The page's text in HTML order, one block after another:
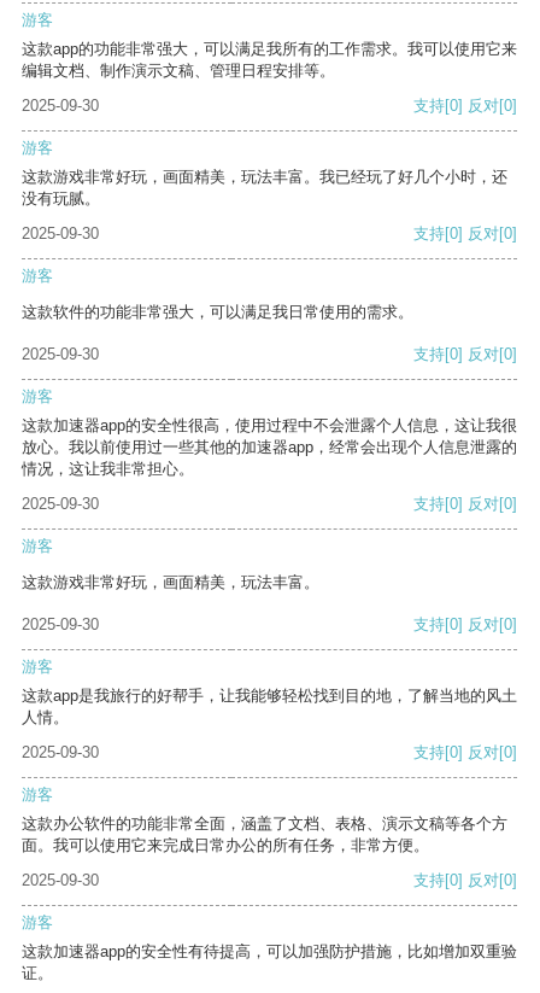
游客
这款app的功能非常强大，可以满足我所有的工作需求。我可以使用它来
编辑文档、制作演示文稿、管理日程安排等。
2025-09-30
支持[0] 反对[0]
游客
这款游戏非常好玩，画面精美，玩法丰富。我已经玩了好几个小时，还
没有玩腻。
2025-09-30
支持[0] 反对[0]
游客
这款软件的功能非常强大，可以满足我日常使用的需求。
2025-09-30 支持[0] 反对[0]
游客
这款加速器app的安全性很高，使用过程中不会泄露个人信息，这让我很
放心。我以前使用过一些其他的加速器app，经常会出现个人信息泄露的
情况，这让我非常担心。
2025-09-30
支持[0] 反对[0]
游客
这款游戏非常好玩，画面精美，玩法丰富。
2025-09-30 支持[0] 反对[0]
游客
这款app是我旅行的好帮手，让我能够轻松找到目的地，了解当地的风土
人情。
2025-09-30
支持[0] 反对[0]
游客
这款办公软件的功能非常全面，涵盖了文档、表格、演示文稿等各个方
面。我可以使用它来完成日常办公的所有任务，非常方便。
2025-09-30
支持[0] 反对[0]
游客
这款加速器app的安全性有待提高，可以加强防护措施，比如增加双重验
证。